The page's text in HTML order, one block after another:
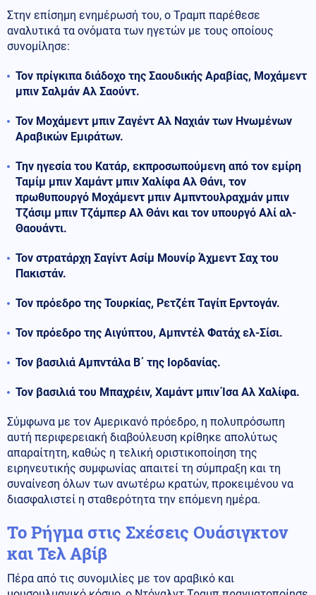
Στην επίσημη ενημέρωσή του, ο Τραμπ παρέθεσε
αναλυτικά τα ονόματα των ηγετών με τους οποίους
συνομίλησε:
Τον πρίγκιπα διάδοχο της Σαουδικής Αραβίας, Μοχάμεντ
μπιν Σαλμάν Αλ Σαούντ.
Τον Μοχάμεντ μπιν Ζαγέντ Αλ Ναχιάν των Ηνωμένων
Αραβικών Εμιράτων.
Την ηγεσία του Κατάρ, εκπροσωπούμενη από τον εμίρη
Ταμίμ μπιν Χαμάντ μπιν Χαλίφα Αλ Θάνι, τον
πρωθυπουργό Μοχάμεντ μπιν Αμπντουλραχμάν μπιν
Τζάσιμ μπιν Τζάμπερ Αλ Θάνι και τον υπουργό Αλί αλ-
Θαουάντι.
Τον στρατάρχη Σαγίντ Ασίμ Μουνίρ Άχμεντ Σαχ του
Πακιστάν.
Τον πρόεδρο της Τουρκίας, Ρετζέπ Ταγίπ Ερντογάν.
Τον πρόεδρο της Αιγύπτου, Αμπντέλ Φατάχ ελ-Σίσι.
Τον βασιλιά Αμπντάλα Β΄ της Ιορδανίας.
Τον βασιλιά του Μπαχρέιν, Χαμάντ μπιν Ίσα Αλ Χαλίφα.
Σύμφωνα με τον Αμερικανό πρόεδρο, η πολυπρόσωπη
αυτή περιφερειακή διαβούλευση κρίθηκε απολύτως
απαραίτητη, καθώς η τελική οριστικοποίηση της
ειρηνευτικής συμφωνίας απαιτεί τη σύμπραξη και τη
συναίνεση όλων των ανωτέρω κρατών, προκειμένου να
διασφαλιστεί η σταθερότητα την επόμενη ημέρα.
Το Ρήγμα στις Σχέσεις Ουάσιγκτον
και Τελ Αβίβ
Πέρα από τις συνομιλίες με τον αραβικό και